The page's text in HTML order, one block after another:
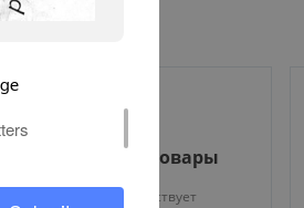
Гарантия на все товары
На нашу продукцию действует